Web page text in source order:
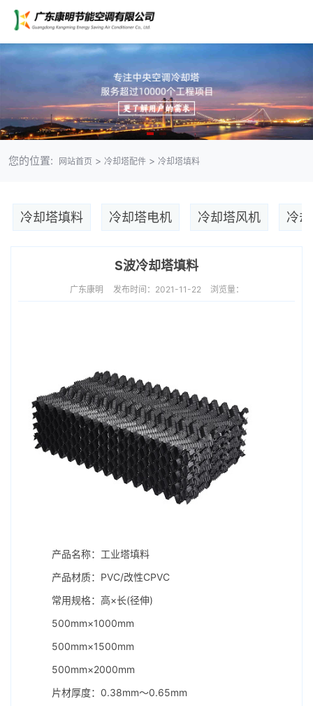
您的位置: 网站首页 > 冷却塔配件> 冷却塔填料
冷却塔填料 冷却塔电机 冷却塔风机 冷
S波冷却塔填料
广东康明 发布时间：2021-11-22 浏览量：
产品名称：工业塔填料
产品材质：PVC/改性CPVC
常用规格：高×长(径伸)
500mm×1000mm
500mm×1500mm
500mm×2000mm
片材厚度：0.38mm～0.65mm